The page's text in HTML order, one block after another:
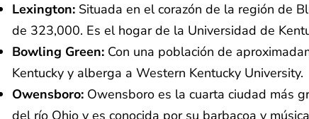
Lexington: Situada en el corazón de la región de
de 323,000. Es el hogar de la Universidad de
Bowling Green: Con una población de
Kentucky y alberga a Western Kentucky University.
Owensboro: Owensboro es la cuarta ciudad más
del río Ohio y es conocida por su barbacoa y